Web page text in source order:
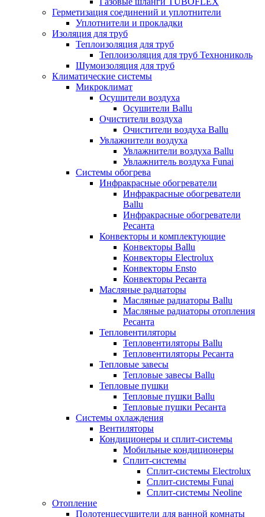
Герметизация соединений и уплотнители
Уплотнители и прокладки
Изоляция для труб
Теплоизоляция для труб
Теплоизоляция для труб Технониколь
Шумоизоляция для труб
Климатические системы
Микроклимат
Осушители воздуха
Осушители Ballu
Очистители воздуха
Очистители воздуха Ballu
Увлажнители воздуха
Увлажнители воздуха Ballu
Увлажнитель воздуха Funai
Системы обогрева
Инфракрасные обогреватели
Инфракрасные обогреватели
Ballu
Инфракрасные обогреватели
Ресанта
Конвекторы и комплектующие
Конвекторы Ballu
Конвекторы Electrolux
Конвекторы Ensto
Конвекторы Ресанта
Масляные радиаторы
Масляные радиаторы Ballu
Масляные радиаторы отопления
Ресанта
Тепловентиляторы
Тепловентиляторы Ballu
Тепловентиляторы Ресанта
Тепловые завесы
Тепловые завесы Ballu
Тепловые пушки
Тепловые пушки Ballu
Тепловые пушки Ресанта
Системы охлаждения
Вентиляторы
Кондиционеры и сплит-системы
Мобильные кондиционеры
Сплит-системы
Сплит-системы Electrolux
Сплит-системы Funai
Сплит-системы Neoline
Отопление
Полотенцесушители для ванной комнаты